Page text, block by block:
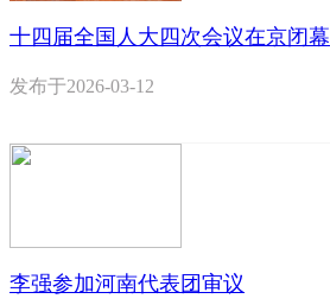
十四届全国人大四次会议在京闭幕
发布于2026-03-12
李强参加河南代表团审议